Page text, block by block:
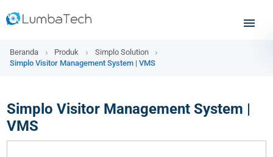
Beranda Produk
Simplo Solution
Simplo Visitor Management System | VMS
Simplo Visitor Management System |
VMS